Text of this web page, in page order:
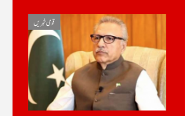
قومی خبریں